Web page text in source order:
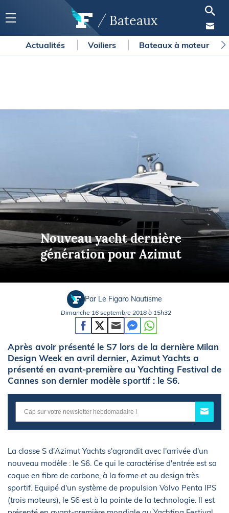
Bateaux
Actualités Voiliers Bateaux à moteur
Nouveau yacht dernière
génération pour Azimut
Par Le Figaro Nautisme
Dimanche 16 septembre 2018 à 15h32
Après avoir présenté le S7 lors de la dernière Milan
Design Week en avril dernier, Azimut Yachts a
présenté en avant-première au Yachting Festival de
Cannes son dernier modèle sportif : le S6.
La classe S d'Azimut Yachts s'agrandit avec l'arrivée d'un
nouveau modèle : le S6. Ce qui le caractérise d'entrée est sa
coque en fibre de carbone, à la forme et au design très
sportif. Equipé d'un système de propulsion Volvo Penta IPS
(trois moteurs), le S6 est à la pointe de la technologie. Il est